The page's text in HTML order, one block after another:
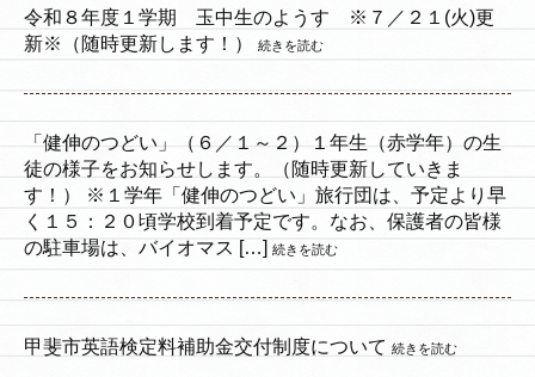
令和８年度１学期 玉中生のようす ※７／２１(火)更
新※（随時更新します！）
続きを読む
「健伸のつどい」（６／１～２）１年生（赤学年）の生
徒の様子をお知らせします。（随時更新していきま
す！） ※１学年「健伸のつどい」旅行団は、予定より早
く１５：２０頃学校到着予定です。なお、保護者の皆様
の駐車場は、バイオマス […] 続きを読む
甲斐市英語検定料補助金交付制度について 続きを読む